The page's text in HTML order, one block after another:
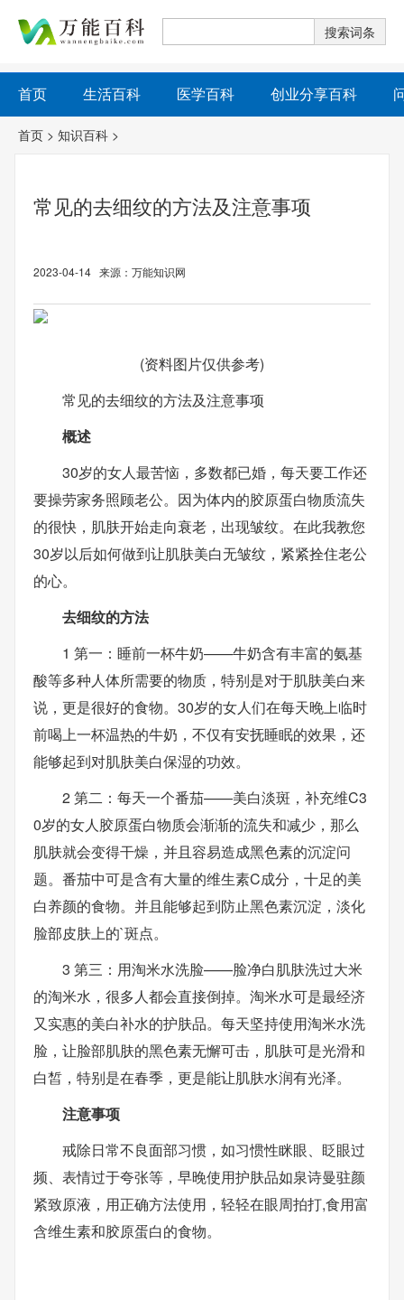
首页 生活百科 医学百科 创业分享百科
首页 > 知识百科 >
常见的去细纹的方法及注意事项
2023-04-14 来源：万能知识网
(资料图片仅供参考)
常见的去细纹的方法及注意事项
概述
30岁的女人最苦恼，多数都已婚，每天要工作还
要操劳家务照顾老公。因为体内的胶原蛋白物质流失
的很快，肌肤开始走向衰老，出现皱纹。在此我教您
30岁以后如何做到让肌肤美白无皱纹，紧紧拴住老公
的心。
去细纹的方法
1 第一：睡前一杯牛奶——牛奶含有丰富的氨基
酸等多种人体所需要的物质，特别是对于肌肤美白来
说，更是很好的食物。30岁的女人们在每天晚上临时
前喝上一杯温热的牛奶，不仅有安抚睡眠的效果，还
能够起到对肌肤美白保湿的功效。
2 第二：每天一个番茄——美白淡斑，补充维C3
0岁的女人胶原蛋白物质会渐渐的流失和减少，那么
肌肤就会变得干燥，并且容易造成黑色素的沉淀问
题。番茄中可是含有大量的维生素C成分，十足的美
白养颜的食物。并且能够起到防止黑色素沉淀，淡化
脸部皮肤上的`斑点。
3 第三：用淘米水洗脸——脸净白肌肤洗过大米
的淘米水，很多人都会直接倒掉。淘米水可是最经济
又实惠的美白补水的护肤品。每天坚持使用淘米水洗
脸，让脸部肌肤的黑色素无懈可击，肌肤可是光滑和
白皙，特别是在春季，更是能让肌肤水润有光泽。
注意事项
戒除日常不良面部习惯，如习惯性眯眼、眨眼过
频、表情过于夸张等，早晚使用护肤品如泉诗曼驻颜
紧致原液，用正确方法使用，轻轻在眼周拍打,食用富
含维生素和胶原蛋白的食物。